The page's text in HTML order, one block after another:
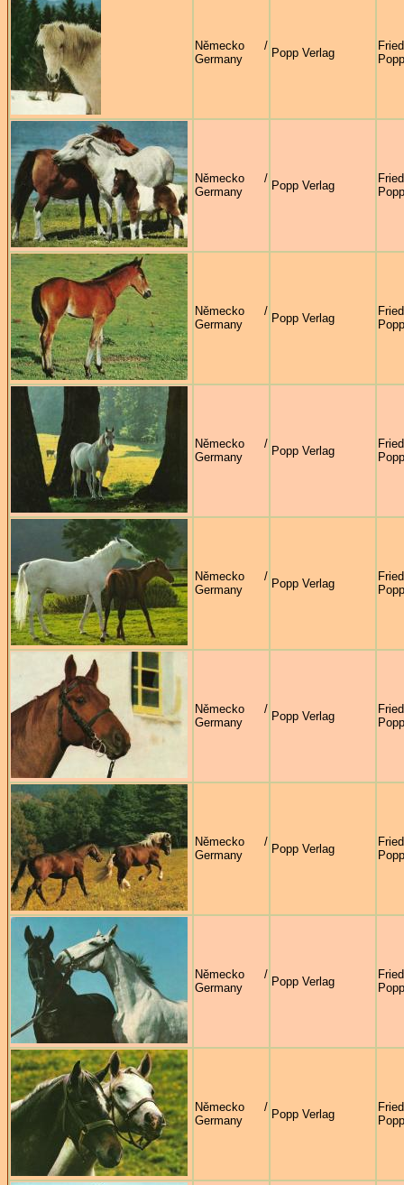
Německo /
Germany
Popp Verlag
Popp
Německo /
Germany
Popp Verlag
Popp
Německo /
Germany
Popp Verlag
Popp
Německo /
Germany
Popp Verlag
Popp
Německo /
Germany
Popp Verlag
Popp
Německo /
Germany
Popp Verlag
Popp
Německo /
Germany
Popp Verlag
Popp
Německo /
Germany
Popp Verlag
Popp
Německo /
Germany
Popp Verlag
Popp